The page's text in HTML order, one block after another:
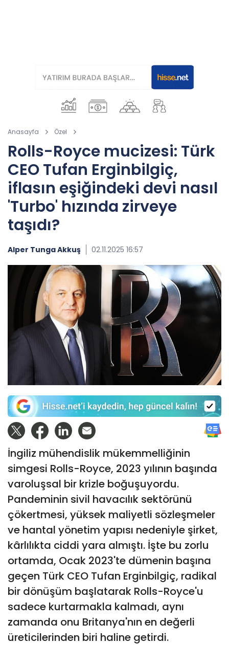
Anasayfa Özel
Rolls-Royce mucizesi: Türk
CEO Tufan Erginbilgiç,
iflasın eşiğindeki devi nasıl
'Turbo' hızında zirveye
taşıdı?
Alper Tunga Akkuş 02.11.2025 16:57
İngiliz mühendislik mükemmelliğinin
simgesi Rolls-Royce, 2023 yılının başında
varoluşsal bir krizle boğuşuyordu.
Pandeminin sivil havacılık sektörünü
çökertmesi, yüksek maliyetli sözleşmeler
ve hantal yönetim yapısı nedeniyle şirket,
kârlılıkta ciddi yara almıştı. İşte bu zorlu
ortamda, Ocak 2023'te dümenin başına
geçen Türk CEO Tufan Erginbilgiç, radikal
bir dönüşüm başlatarak Rolls-Royce'u
sadece kurtarmakla kalmadı, aynı
zamanda onu Britanya'nın en değerli
üreticilerinden biri haline getirdi.